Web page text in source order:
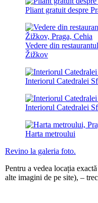
Pliant gratuit despre
Vedere din
Žižkov
Interiorul Catedralei
Interiorul Catedralei
Harta metroului
Revino la galeria foto.
Pentru a vedea locația
alte imagini de pe site), –